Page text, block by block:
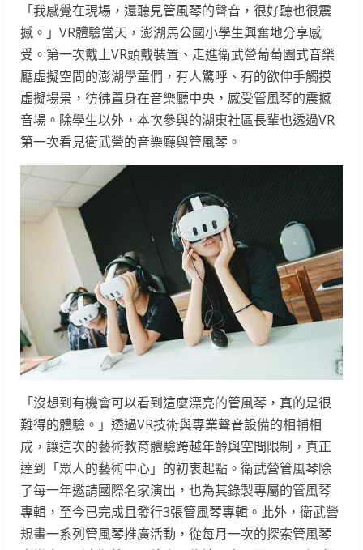
「我感覺在現場，還聽見管風琴的聲音，很好聽也很震
撼。」VR體驗當天，澎湖馬公國小學生興奮地分享感
受。第一次戴上VR頭戴裝置、走進衛武營葡萄園式音樂
廳虛擬空間的澎湖學童們，有人驚呼、有的欲伸手觸摸
虛擬場景，彷彿置身在音樂廳中央，感受管風琴的震撼
音場。除學生以外，本次參與的湖東社區長輩也透過VR
第一次看見衛武營的音樂廳與管風琴。
「沒想到有機會可以看到這麼漂亮的管風琴，真的是很
難得的體驗。」透過VR技術與專業聲音設備的相輔相
成，讓這次的藝術教育體驗跨越年齡與空間限制，真正
達到「眾人的藝術中心」的初衷起點。衛武營管風琴除
了每一年邀請國際名家演出，也為其錄製專屬的管風琴
專輯，至今已完成且發行3張管風琴專輯。此外，衛武營
規畫一系列管風琴推廣活動，從每月一次的探索管風琴